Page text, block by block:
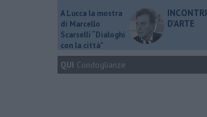
A Lucca la mostra
di Marcello
Scarselli “Dialoghi
con la città"
INCONTRI
D'ARTE
QUI Condoglianze